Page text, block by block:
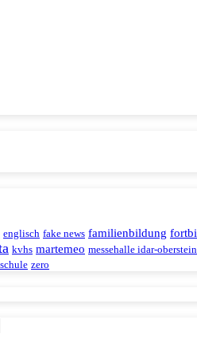
englisch fake news familienbildung
kvhs martemeo messehalle idar-oberstein
zero